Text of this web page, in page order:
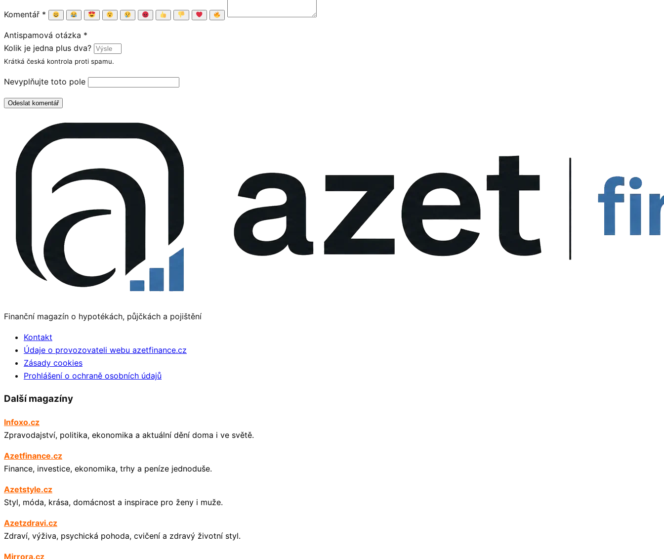
Komentář *
Antispamová otázka *
Kolik je jedna plus dva?
Krátká česká kontrola proti spamu.
Nevyplňujte toto pole
Odeslat komentář
Finanční magazín o hypotékách, půjčkách a pojištění
Kontakt
Údaje o provozovateli webu azetfinance.cz
Zásady cookies
Prohlášení o ochraně osobních údajů
Další magazíny
Infoxo.cz
Zpravodajství, politika, ekonomika a aktuální dění doma i ve světě.
Azetfinance.cz
Finance, investice, ekonomika, trhy a peníze jednoduše.
Azetstyle.cz
Styl, móda, krása, domácnost a inspirace pro ženy i muže.
Azetzdravi.cz
Zdraví, výživa, psychická pohoda, cvičení a zdravý životní styl.
Mirrora.cz